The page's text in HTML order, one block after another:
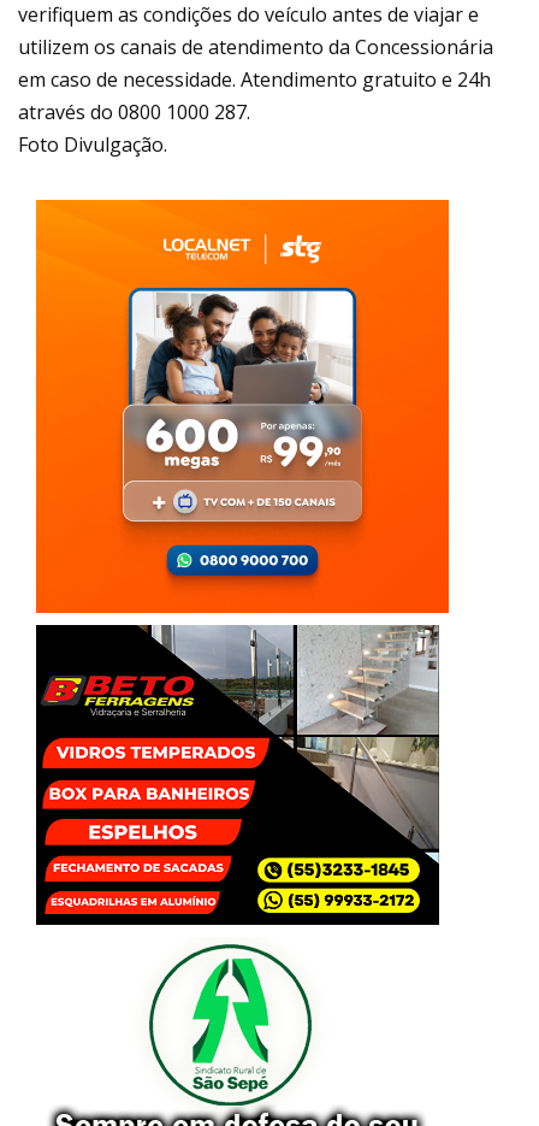
verifiquem as condições do veículo antes de viajar e
utilizem os canais de atendimento da Concessionária
em caso de necessidade. Atendimento gratuito e 24h
através do 0800 1000 287.
Foto Divulgação.